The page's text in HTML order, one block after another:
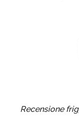
Recensione